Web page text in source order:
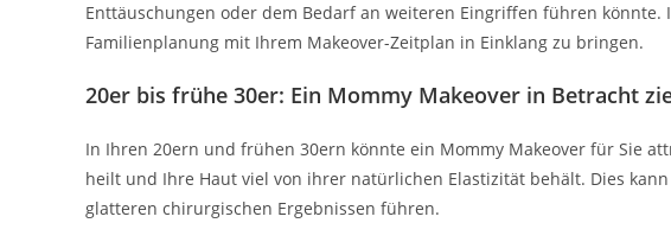
Enttäuschungen oder dem Bedarf an weiteren Eingriffen führen
Familienplanung mit Ihrem Makeover-Zeitplan in Einklang zu bringen.
20er bis frühe 30er: Ein Mommy Makeover in Betracht
In Ihren 20ern und frühen 30ern könnte ein Mommy Makeover für Sie
heilt und Ihre Haut viel von ihrer natürlichen Elastizität behält. Dies
glatteren chirurgischen Ergebnissen führen.